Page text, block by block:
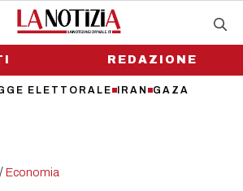
ELETTORALE IRAN GAZA
REDAZIONE
/Economia